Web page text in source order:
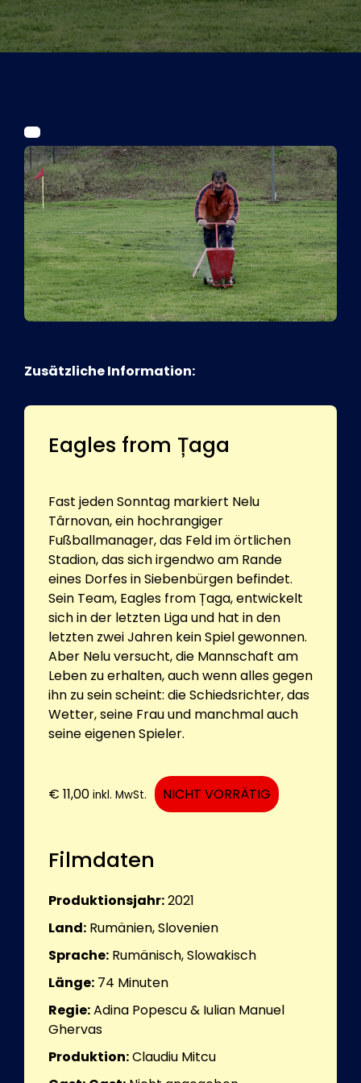
Tickets
Kurier Romy 2026
Zusätzliche Information:
Eagles from Țaga
Fast jeden Sonntag markiert Nelu
Târnovan, ein hochrangiger
Fußballmanager, das Feld im örtlichen
Stadion, das sich irgendwo am Rande
eines Dorfes in Siebenbürgen befindet.
Sein Team, Eagles from Țaga, entwickelt
sich in der letzten Liga und hat in den
letzten zwei Jahren kein Spiel gewonnen.
Aber Nelu versucht, die Mannschaft am
Leben zu erhalten, auch wenn alles gegen
ihn zu sein scheint: die Schiedsrichter, das
Wetter, seine Frau und manchmal auch
seine eigenen Spieler.
€ 11,00 inkl. MwSt. NICHT VORRÄTIG
Filmdaten
Produktionsjahr:2021
Land: Rumänien, Slovenien
Sprache: Rumänisch, Slowakisch
Länge: 74 Minuten
Regie:Adina Popescu & Iulian Manuel
Ghervas
Produktion:Claudiu Mitcu